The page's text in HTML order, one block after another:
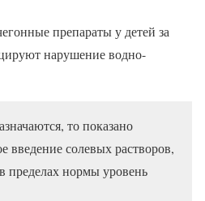
препараты у детей за
нарушение водно-
то показано
введение солевых растворов,
пределах нормы уровень